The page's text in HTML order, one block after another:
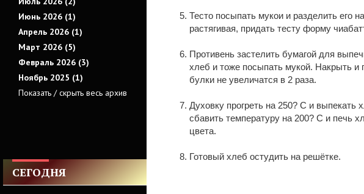
Июнь 2026 (1)
Апрель 2026 (1)
Март 2026 (5)
Февраль 2026 (3)
Ноябрь 2025 (1)
Показать / скрыть весь архив
СЕГОДНЯ
Тесто посыпать мукои и разделить его
растягивая, придать тесту форму
Противень застелить бумагой для
хлеб и тоже посыпать мукой. Накрыть и
булки не увеличатся в 2 раза.
Духовку прогреть на 250? С и выпекать
сбавить температуру на 200? С и печь
цвета.
Готовый хлеб остудить на решётке.